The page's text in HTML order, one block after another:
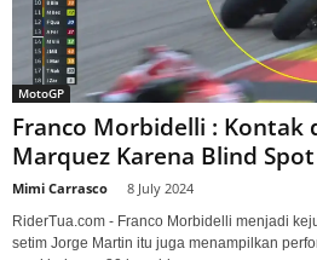
MotoGP
Franco Morbidelli : Kontak
Marquez Karena Blind Spot
Mimi Carrasco 8 July 2024
RiderTua.com - Franco Morbidelli menjadi
setim Jorge Martin itu juga menampilkan